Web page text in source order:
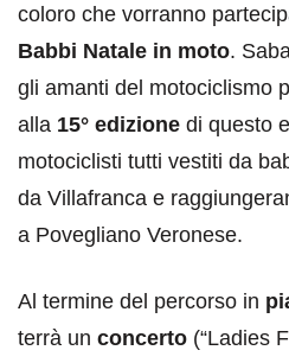
coloro che vorranno
Babbi Natale in moto.
gli amanti del motociclismo
alla 15° edizione di questo
motociclisti tutti vestiti da
da Villafranca e
a Povegliano Veronese.
Al termine del percorso in
terrà un concerto (“Ladies